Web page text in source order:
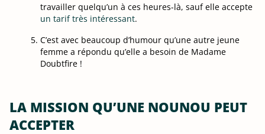
travailler quelqu’un à ces heures-là, sauf elle accepte
un tarif très intéressant.
C’est avec beaucoup d’humour qu’une autre jeune
femme a répondu qu’elle a besoin de Madame
Doubtfire !
LA MISSION QU’UNE NOUNOU PEUT
ACCEPTER